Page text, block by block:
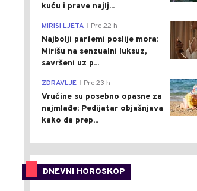
kuću i prave najlj...
MIRISI LJETA Pre 22 h
Najbolji parfemi poslije mora:
Mirišu na senzualni luksuz,
savršeni uz p...
ZDRAVLJE Pre 23 h
Vrućine su posebno opasne za
najmlađe: Pedijatar objašnjava
kako da prep...
DNEVNI HOROSKOP